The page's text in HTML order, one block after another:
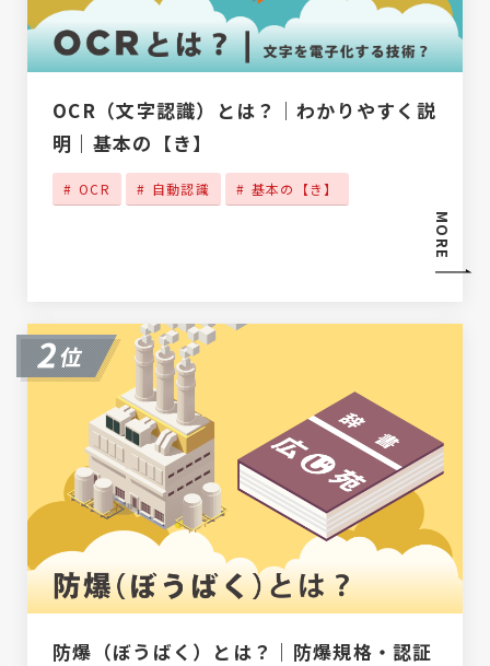
MORE
OCR（文字認識）とは？｜わかりやすく説
明｜基本の【き】
OCR 自動認識 基本の【き】
防爆（ぼうばく）とは？｜防爆規格・認証